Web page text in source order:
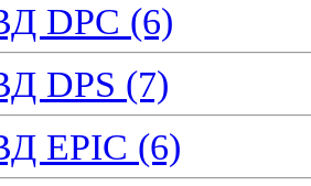
DPC (6)
DPS (7)
EPIC (6)